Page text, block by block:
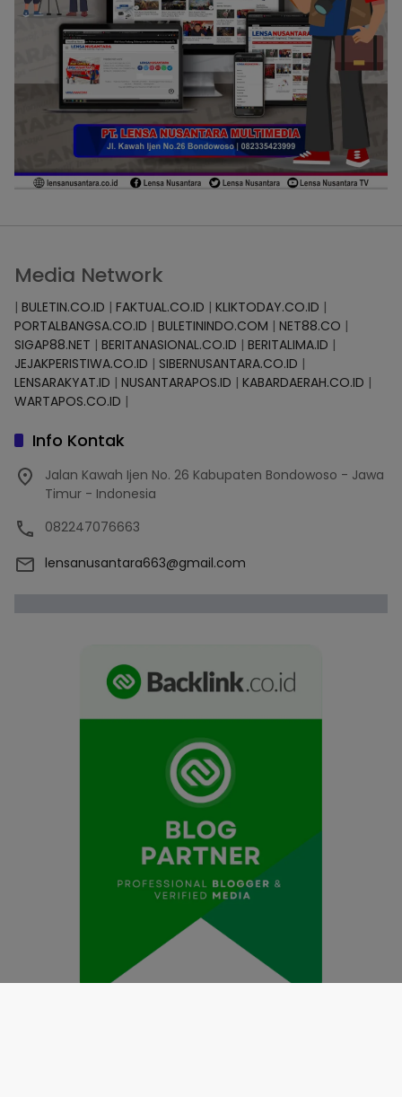
Media Network
| BULETIN.CO.ID | FAKTUAL.CO.ID | KLIKTODAY.CO.ID |
PORTALBANGSA.CO.ID | BULETININDO.COM | NET88.CO |
SIGAP88.NET | BERITANASIONAL.CO.ID | BERITALIMA.ID |
JEJAKPERISTIWA.CO.ID | SIBERNUSANTARA.CO.ID |
LENSARAKYAT.ID | NUSANTARAPOS.ID | KABARDAERAH.CO.ID |
WARTAPOS.CO.ID |
Info Kontak
Jalan Kawah Ijen No. 26 Kabupaten Bondowoso - Jawa
Timur - Indonesia
082247076663
lensanusantara663@gmail.com